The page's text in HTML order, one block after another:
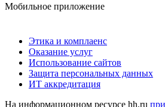
Мобильное приложение
Этика и комплаенс
Оказание услуг
Использование сайтов
Защита персональных данных
ИТ аккредитация
На информационном ресурсе hh.ru